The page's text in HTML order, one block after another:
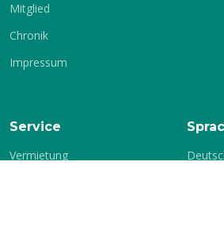
Mitglied
Chronik
Impressum
Service
Vermietung